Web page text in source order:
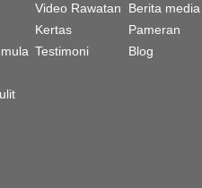
Video Rawatan
Kertas
Testimoni
Berita media
Pameran
Blog